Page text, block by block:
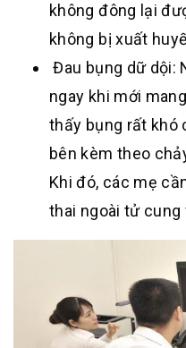
không đông lại
không bị xuất
Đau bụng dữ dội:
ngay khi mới
thấy bụng rất khó
bên kèm theo
Khi đó, các mẹ
thai ngoài tử cung